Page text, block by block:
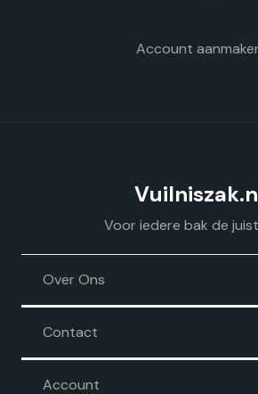
Account
Voor iedere bak de
Over Ons
Contact
Account